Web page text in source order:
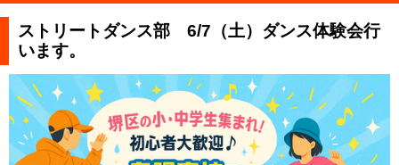
ストリートダンス部 6/7（土）ダンス体験会行
います。